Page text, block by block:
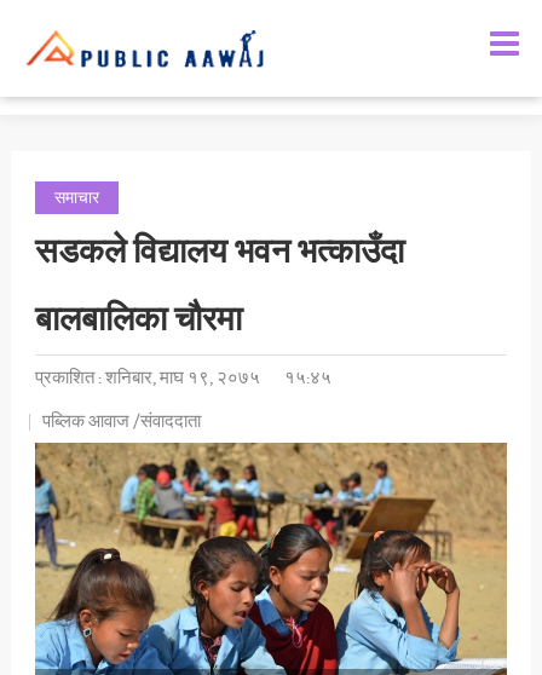
समाचार
सडकले विद्यालय भवन भत्काउँदा
बालबालिका चौरमा
प्रकाशित : शनिबार, माघ १९, २०७५
१५:४५
पब्लिक आवाज /संवाददाता